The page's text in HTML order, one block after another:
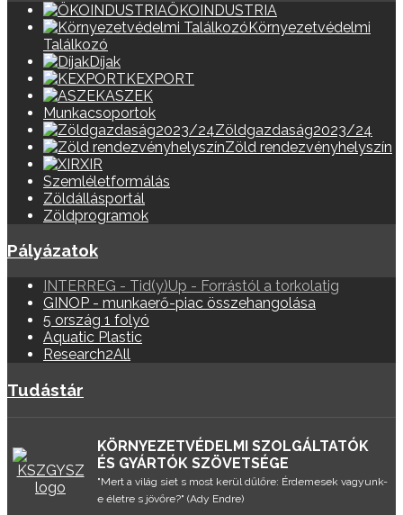
ÖKOINDUSTRIA
Környezetvédelmi
Találkozó
Díjak
KEXPORT
ASZEK
Munkacsoportok
Zöldgazdaság2023/24
Zöld rendezvényhelyszín
XIR
Szemléletformálás
Zöldállásportál
Zöldprogramok
Pályázatok
INTERREG - Tid(y)Up - Forrástól a torkolatig
GINOP - munkaerő-piac összehangolása
5 ország 1 folyó
Aquatic Plastic
Research2All
Tudástár
KÖRNYEZETVÉDELMI SZOLGÁLTATÓK
ÉS GYÁRTÓK SZÖVETSÉGE
"Mert a világ siet s most kerül dűlőre: Érdemesek vagyunk-
e életre s jövőre?" (Ady Endre)